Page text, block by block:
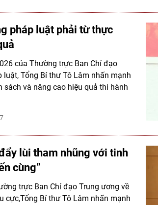
pháp luật phải từ thực
của Thường trực Ban Chỉ đạo
luật, Tổng Bí thư Tô Lâm nhấn mạnh
và nâng cao hiệu quả thi hành
lùi tham nhũng với tinh
cùng”
trực Ban Chỉ đạo Trung ương về
cực,Tổng Bí thư Tô Lâm nhấn mạnh